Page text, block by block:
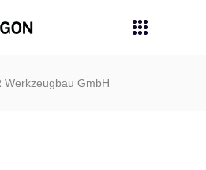
Werkzeugbau GmbH